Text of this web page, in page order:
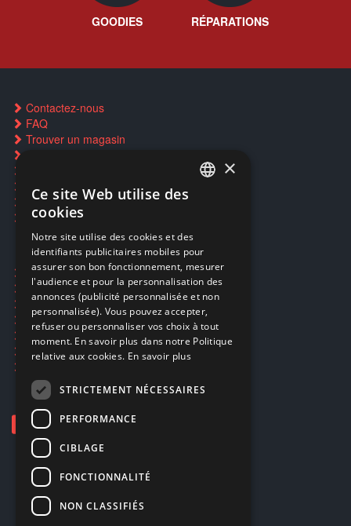
GOODIES RÉPARATIONS
Contactez-nous
FAQ
Trouver un magasin
Restauration CD griffés
Réparations & SAV
Smartpoints
Ecogaming
Expédition & retours
Confidentialité
Conditions générales
EA Sport UFC 6
Call of Duty: Modern Warfare 4
Rachat et revente de jeux en cash
ENGLISH
×
Ce site Web utilise des
cookies
Notre site utilise des cookies et des
identifiants publicitaires mobiles pour
assurer son bon fonctionnement, mesurer
l'audience et pour la personnalisation des
annonces (publicité personnalisée et non
personnalisée). Vous pouvez accepter,
refuser ou personnaliser vos choix à tout
moment. En savoir plus dans notre Politique
relative aux cookies. En savoir plus
STRICTEMENT NÉCESSAIRES
PERFORMANCE
CIBLAGE
FONCTIONNALITÉ
NON CLASSIFIÉS